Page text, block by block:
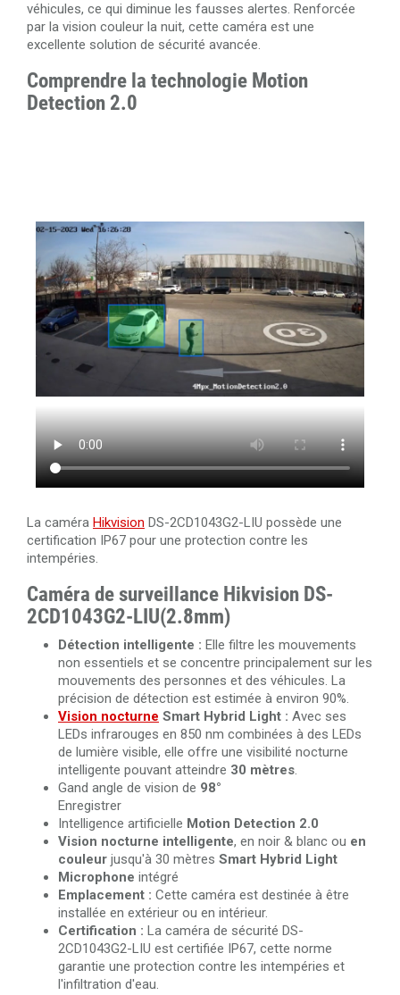
véhicules, ce qui diminue les fausses alertes. Renforcée
par la vision couleur la nuit, cette caméra est une
excellente solution de sécurité avancée.
Comprendre la technologie Motion
Detection 2.0
La caméra Hikvision DS-2CD1043G2-LIU possède une
certification IP67 pour une protection contre les
intempéries.
Caméra de surveillance Hikvision DS-
2CD1043G2-LIU(2.8mm)
Détection intelligente : Elle filtre les mouvements
non essentiels et se concentre principalement sur les
mouvements des personnes et des véhicules. La
précision de détection est estimée à environ 90%.
Vision nocturne Smart Hybrid Light : Avec ses
LEDs infrarouges en 850 nm combinées à des LEDs
de lumière visible, elle offre une visibilité nocturne
intelligente pouvant atteindre 30 mètres.
Gand angle de vision de 98°
Enregistrer
Intelligence artificielle Motion Detection 2.0
Vision nocturne intelligente, en noir & blanc ou en
couleur jusqu'à 30 mètres Smart Hybrid Light
Microphone intégré
Emplacement : Cette caméra est destinée à être
installée en extérieur ou en intérieur.
Certification : La caméra de sécurité DS-
2CD1043G2-LIU est certifiée IP67, cette norme
garantie une protection contre les intempéries et
l'infiltration d'eau.